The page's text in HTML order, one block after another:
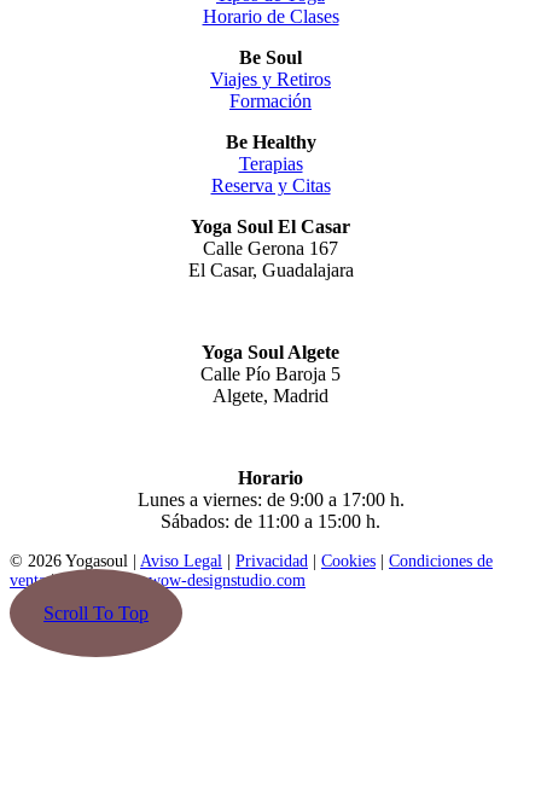
Horario de Clases
Be Soul
Viajes y Retiros
Formación
Be Healthy
Terapias
Reserva y Citas
Yoga Soul El Casar
Calle Gerona 167
El Casar, Guadalajara
Yoga Soul Algete
Calle Pío Baroja 5
Algete, Madrid
Horario
Lunes a viernes: de 9:00 a 17:00 h.
Sábados: de 11:00 a 15:00 h.
© 2026 Yogasoul | Aviso Legal | Privacidad | Cookies | Condiciones de
venta|Diseño web: wow-designstudio.com
Scroll To Top